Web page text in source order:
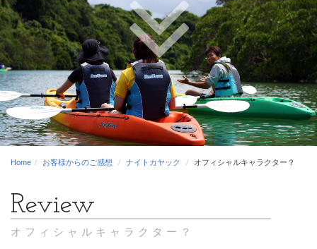
Home お客様からのご感想 ナイトカヤック オフィシャルキャラクター？
オフィシャルキャラクター？